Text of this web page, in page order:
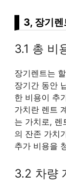
3, 장기
3.1 총 비
장기렌트는
장기간 동안
한 비용이 추
가치란 렌트
는 가치로, 렌
의 잔존 가치
추가 비용을
3.2 차량